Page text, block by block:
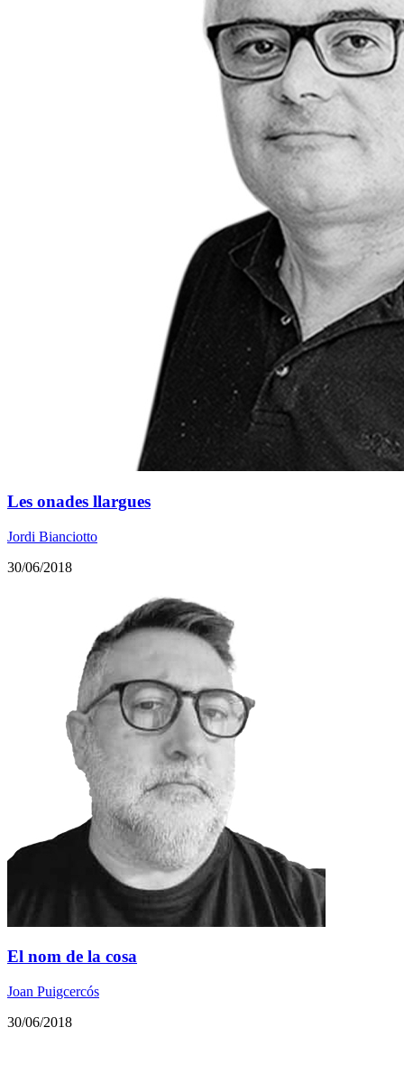
Les onades llargues
Jordi Bianciotto
30/06/2018
El nom de la cosa
Joan Puigcercós
30/06/2018